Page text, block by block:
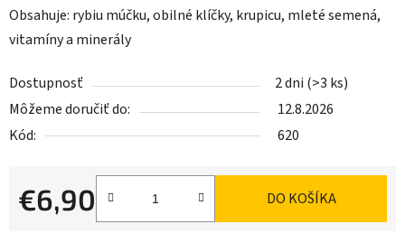
Obsahuje: rybiu múčku, obilné klíčky, krupicu, mleté ​​semená,
vitamíny a minerály
Dostupnosť 2 dni (>3 ks)
Môžeme doručiť do:
12.8.2026
Kód:
620
€6,90
Jednotková cena:
DO KOŠÍKA